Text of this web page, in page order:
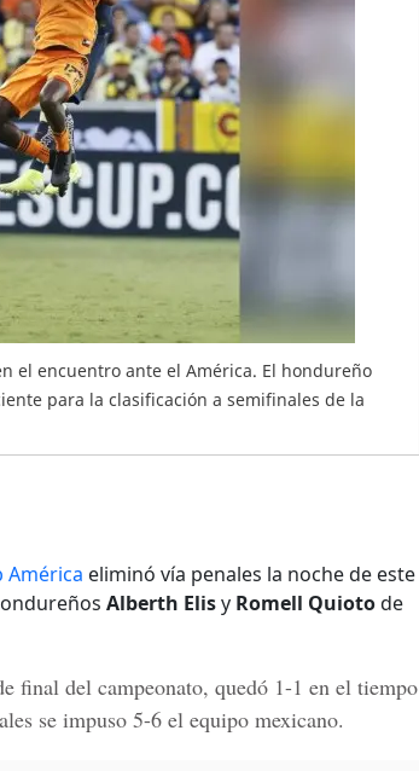
el encuentro ante el América. El hondureño
para la clasificación a semifinales de la
América eliminó vía penales la noche de este
Alberth Elisy Romell Quiotode
final del campeonato, quedó 1-1 en el tiempo
se impuso 5-6 el equipo mexicano.